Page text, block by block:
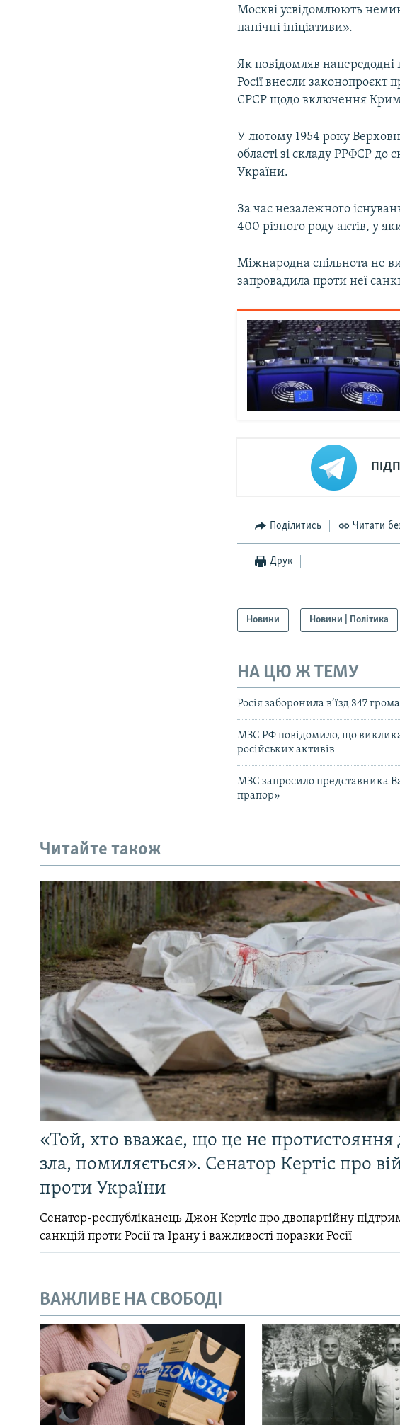
Москві усвідомлюють
панічні ініціативи».
Як повідомляв напередодні
Росії внесли
СРСР щодо включення
У лютому 1954 року
області зі складу РРФСР до
України.
За час незалежного
400 різного роду актів, у
Міжнародна спільнота не
запровадила проти неї
Поділитись Читати
Друк
Новини Новини | Політика
НА ЦЮ Ж ТЕМУ
Росія заборонила в’їзд 347
МЗС РФ повідомило, що
російських активів
МЗС запросило представника
прапор»
Читайте також
«Той, хто вважає, що це не протистояння
зла, помиляється». Сенатор Кертіс про
проти України
Сенатор-республіканець Джон Кертіс про двопартійну
санкцій проти Росії та Ірану і важливості поразки Росії
ВАЖЛИВЕ НА СВОБОДІ